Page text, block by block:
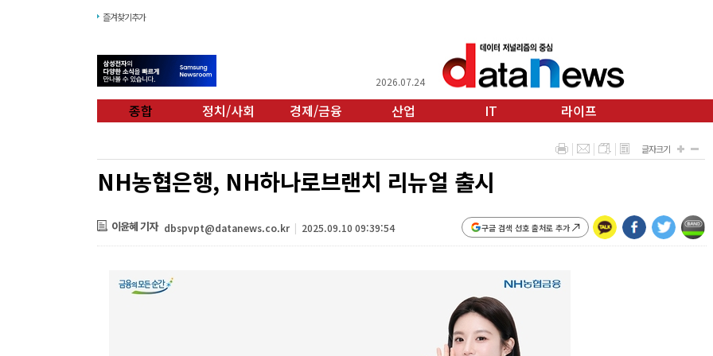
즐겨찾기추가
2026.07.24
종합 정치/사회 경제/금융 산업 IT 라이프
NH농협은행, NH하나로브랜치 리뉴얼 출시
구글 검색 선호 출처로 추가
이윤혜 기자 dbspvpt@datanews.co.kr | 2025.09.10 09:39:54
글자크기